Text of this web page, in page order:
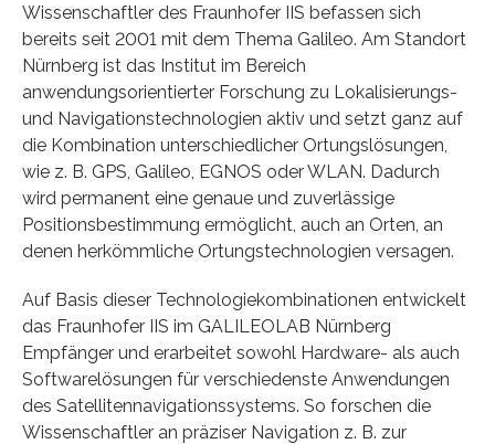
Wissenschaftler des Fraunhofer IIS befassen sich
bereits seit 2001 mit dem Thema Galileo. Am Standort
Nürnberg ist das Institut im Bereich
anwendungsorientierter Forschung zu Lokalisierungs-
und Navigationstechnologien aktiv und setzt ganz auf
die Kombination unterschiedlicher Ortungslösungen,
wie z. B. GPS, Galileo, EGNOS oder WLAN. Dadurch
wird permanent eine genaue und zuverlässige
Positionsbestimmung ermöglicht, auch an Orten, an
denen herkömmliche Ortungstechnologien versagen.
Auf Basis dieser Technologiekombinationen entwickelt
das Fraunhofer IIS im GALILEOLAB Nürnberg
Empfänger und erarbeitet sowohl Hardware- als auch
Softwarelösungen für verschiedenste Anwendungen
des Satellitennavigationssystems. So forschen die
Wissenschaftler an präziser Navigation z. B. zur